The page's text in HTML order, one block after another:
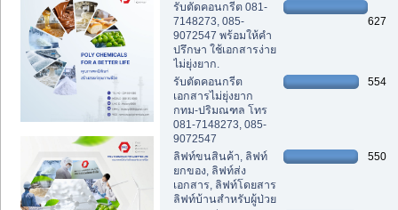
รับตัดคอนกรีต 081-
7148273, 085-
9072547 พร้อมให้คำ
ปรึกษา ใช้เอกสารง่าย
ไม่ยุ่งยาก.
627
รับตัดคอนกรีต
เอกสารไม่ยุ่งยาก
กทม-ปริมณฑล โทร
081-7148273, 085-
9072547
554
ลิฟท์ขนสินค้า, ลิฟท์
ยกของ, ลิฟท์ส่ง
เอกสาร, ลิฟท์โดยสาร
ลิฟท์บ้านสำหรับผู้ป่วย
550